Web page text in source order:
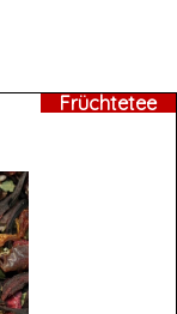
Früchtetee